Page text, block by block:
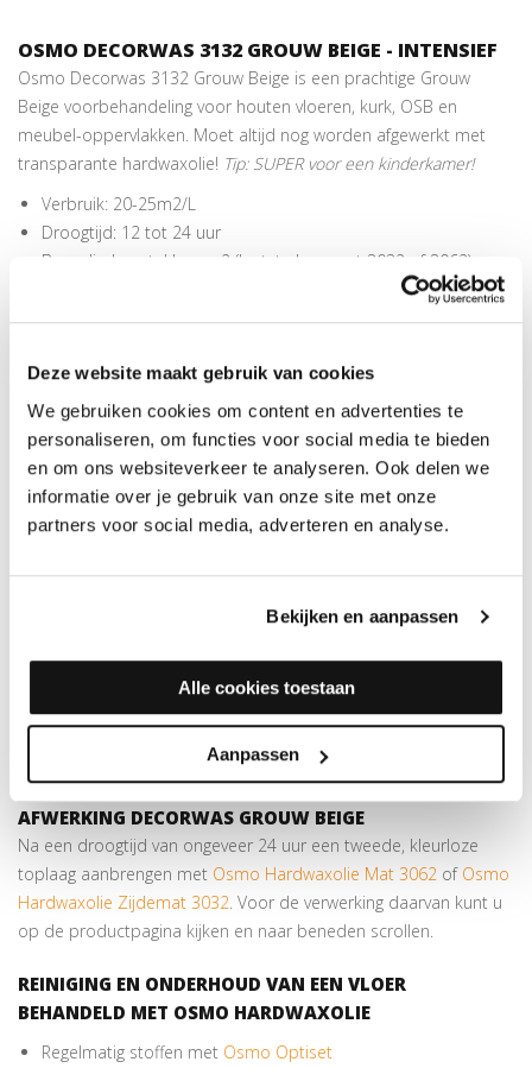
Deze website maakt gebruik van cookies
We gebruiken cookies om content en advertenties te
personaliseren, om functies voor social media te bieden
en om ons websiteverkeer te analyseren. Ook delen we
informatie over je gebruik van onze site met onze
partners voor social media, adverteren en analyse.
Bekijken en aanpassen
Alle cookies toestaan
Aanpassen
OSMO DECORWAS 3132 GROUW BEIGE - INTENSIEF
Osmo Decorwas 3132 Grouw Beige is een prachtige Grouw
Beige voorbehandeling voor houten vloeren, kurk, OSB en
meubel-oppervlakken. Moet altijd nog worden afgewerkt met
transparante hardwaxolie! Tip: SUPER voor een kinderkamer!
Verbruik: 20-25m2/L
Droogtijd: 12 tot 24 uur
Benodigd aantal lagen: 2 (laatste laag met 3032 of 3062),
indien dekkend 2 lagen met decorwas en 1 laag met
transparante 3032 of 3062
AANBRENGEN OSMO DECORWAS GROUW BEIGE
Breng een egale laag aan met een Osmo Roller kwast
of
vloerborstel
in de lengterichting van het hout met de nerf mee.
De decorwas vervolgens heel goed uitpoetsen met een
ofWitte padin de richting van de nerf. Dit kan in
combinatie met de
Padhouder met handgreep
óf met de
Padhouder met steelaansluitingvoor wanneer u niet op de
decorwas van het hout afhaalt en de rest goed IN het hout wrijft.
AANBRENGEN MACHINAAL
Indien u de decorwas met een boenmachine wilt inwrijven,
adviseren wij het gebruik van deFloorboy XL-300in combinatie
AFWERKING DECORWAS GROUW BEIGE
Na een droogtijd van ongeveer 24 uur een tweede, kleurloze
toplaag aanbrengen met Osmo Hardwaxolie Mat 3062 of Osmo
Hardwaxolie Zijdemat 3032. Voor de verwerking daarvan kunt u
op de productpagina kijken en naar beneden scrollen.
REINIGING EN ONDERHOUD VAN EEN VLOER
BEHANDELD MET OSMO HARDWAXOLIE
Regelmatig stoffen met Osmo Optiset